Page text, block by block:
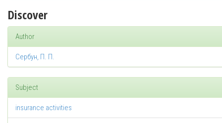
Discover
Author
Сербун, П. П.
Subject
insurance activities